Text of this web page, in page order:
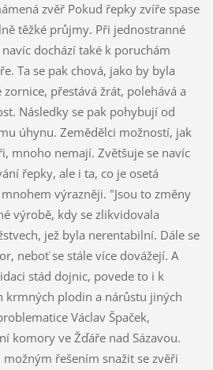
zvěř Pokud řepky zvíře spase
těžké průjmy. Při jednostranné
dochází také k poruchám
Ta se pak chová, jako by byla
přestává žrát, polehává a
Následky se pak pohybují od
úhynu. Zemědělci možností, jak
mnoho nemají. Zvětšuje se navíc
řepky, ale i ta, co je osetá
výrazněji. "Jsou to změny
výrobě, kdy se zlikvidovala
jež byla nerentabilní. Dále se
neboť se stále více dovážejí. A
stád dojnic, povede to i k
krmných plodin a nárůstu jiných
Václav Špaček,
komory ve Žďáře nad Sázavou.
řešením snažit se zvěři